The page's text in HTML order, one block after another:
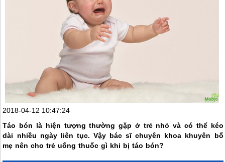
2018-04-12 10:47:24
Táo bón là hiện tượng thường gặp ở trẻ nhỏ và có thể kéo
dài nhiều ngày liên tục. Vậy bác sĩ chuyên khoa khuyên bố
mẹ nên cho trẻ uống thuốc gì khi bị táo bón?